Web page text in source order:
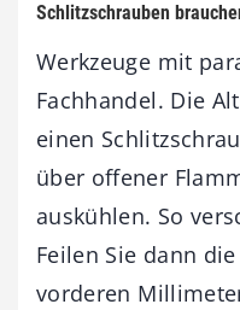
Schlitzschrauben
Werkzeuge mit
Fachhandel. Die
einen
über offener
auskühlen. So
Feilen Sie dann
vorderen